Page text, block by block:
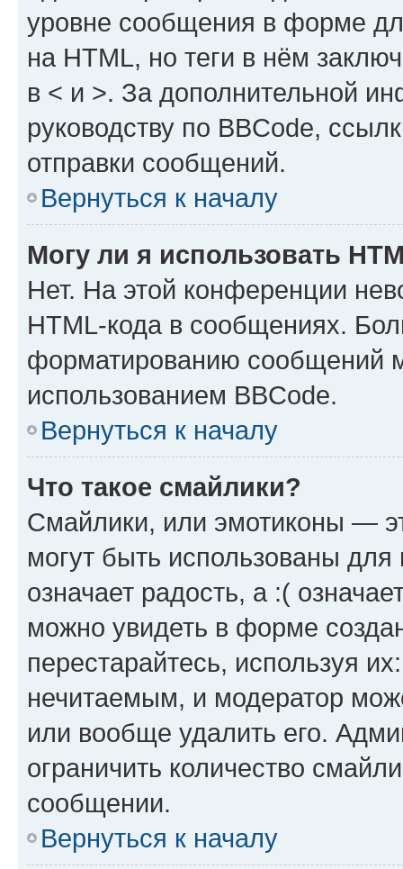
уровне сообщения в форме
на HTML, но теги в нём
в < и >. За дополнительной
руководству по BBCode,
отправки сообщений.
Вернуться к началу
Могу ли я использовать
Нет. На этой конференции
HTML-кода в сообщениях.
форматированию сообщений
использованием BBCode.
Вернуться к началу
Что такое смайлики?
Смайлики, или эмотиконы —
могут быть использованы
означает радость, а :(
можно увидеть в форме
перестарайтесь, используя
нечитаемым, и модератор
или вообще удалить его.
ограничить количество
сообщении.
Вернуться к началу